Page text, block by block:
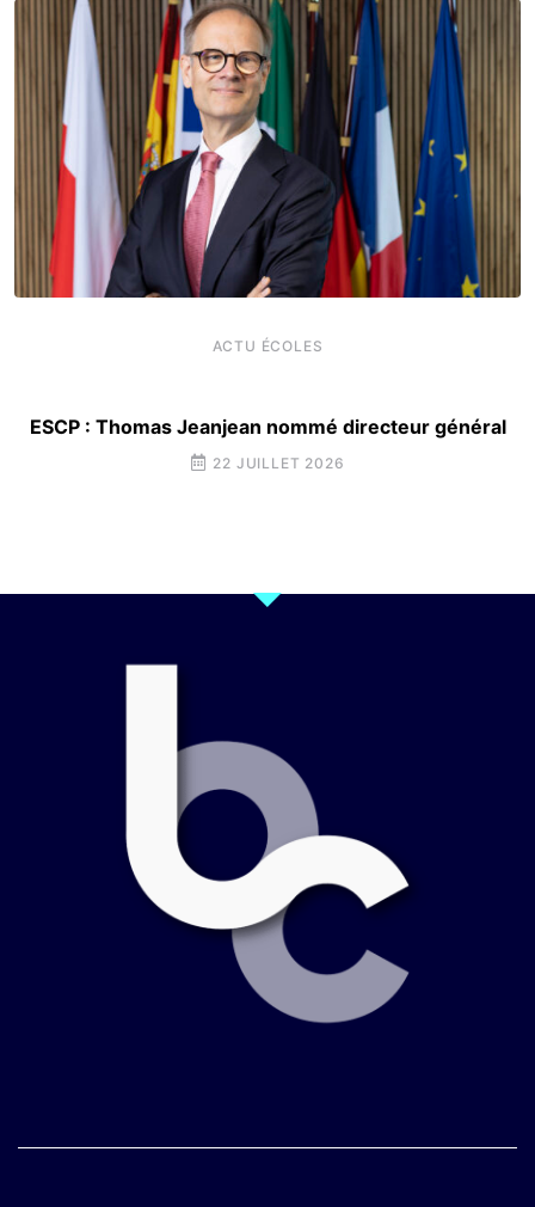
ACTU ÉCOLES
ESCP : Thomas Jeanjean nommé directeur général
22 JUILLET 2026